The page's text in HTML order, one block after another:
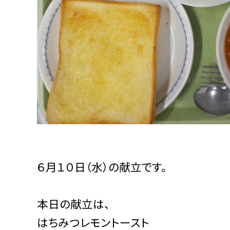
６月１０日（水）の献立です。
本日の献立は、
はちみつレモントースト